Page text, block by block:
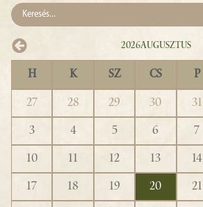
2026Augusztus
H K SZ CS P
27 28 29 30 31
3
4 5 6 7
10
11 12 13 14
17
18 19 20 21